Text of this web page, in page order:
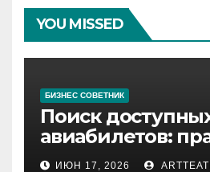
YOU MISSED
БИЗНЕС СОВЕТНИК
Поиск
авиабилетов:
рекомендации
ИЮН 17, 2026